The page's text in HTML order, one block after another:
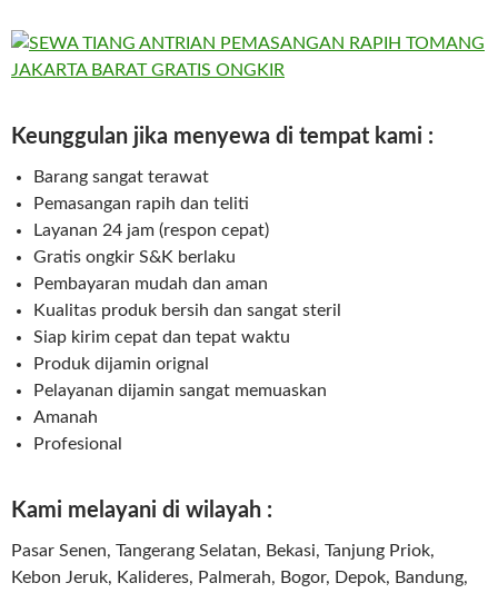
Keunggulan jika menyewa di tempat kami :
Barang sangat terawat
Pemasangan rapih dan teliti
Layanan 24 jam (respon cepat)
Gratis ongkir S&K berlaku
Pembayaran mudah dan aman
Kualitas produk bersih dan sangat steril
Siap kirim cepat dan tepat waktu
Produk dijamin orignal
Pelayanan dijamin sangat memuaskan
Amanah
Profesional
Kami melayani di wilayah :
Pasar Senen, Tangerang Selatan, Bekasi, Tanjung Priok,
Kebon Jeruk, Kalideres, Palmerah, Bogor, Depok, Bandung,